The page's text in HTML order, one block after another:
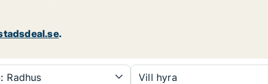
.
Radhus Vill hyra